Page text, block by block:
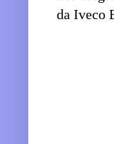
da Iveco